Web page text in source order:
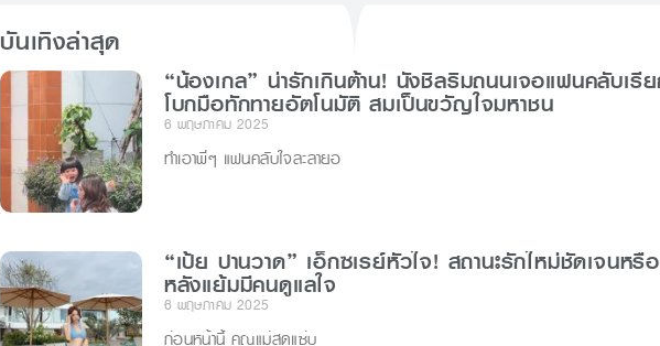
บันเทิงล่าสุด
“น้องเกล” น่ารักเกินต้าน! นั่งชิลริมถนนเจอแฟนคลับเรี
โบกมือทักทายอัตโนมัติ สมเป็นขวัญใจมหาชน
6 พฤษภาคม 2025
ทำเอาพี่ๆ แฟนคลับใจละลายอ
“เป้ย ปานวาด” เอ็กซเรย์หัวใจ! สถานะรักใหม่ชัดเจนหรื
หลังแย้มมีคนดูแลใจ
6 พฤษภาคม 2025
ก่อนหน้านี้ คุณแม่สุดแซ่บ